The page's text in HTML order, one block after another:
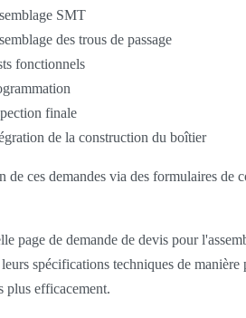
SMT
des trous de passage
fonctionnels
finale
de la construction du boîtier
de ces demandes via des formulaires
page de demande de devis pour
spécifications techniques de
plus efficacement.